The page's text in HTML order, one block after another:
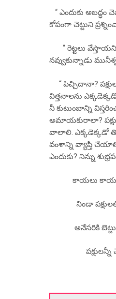
“ ఎందుకు అబద్ధం
కోపంగా చెట్టుని
“ రెట్టలు వేస్తాయని
నవ్వుకున్నాడు
“ పిచ్చిదానా?
విత్తనాలను
నీ కుటుంబాన్ని
అమాయకురాలా?
వాలాలి. ఎక్కడెక్కడో
వంశాన్ని వ్యాప్తి
ఎందుకు? నిన్ను
కాయలు కాయని
నిండా పక్షులతో
అనేసరికి బెట్టు
పక్షులన్నీ చెట్టు